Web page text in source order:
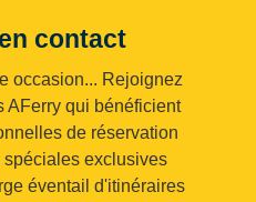
contact
occasion... Rejoignez
AFerry qui bénéficient
de réservation
exclusives
éventail d'itinéraires